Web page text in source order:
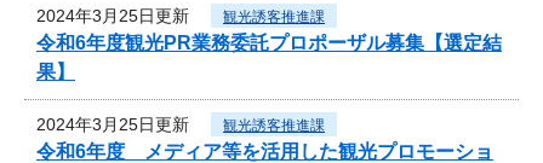
2024年3月25日更新 観光誘客推進課
令和6年度観光PR業務委託プロポーザル募集【選定結
果】
2024年3月25日更新 観光誘客推進課
令和6年度 メディア等を活用した観光プロモーショ